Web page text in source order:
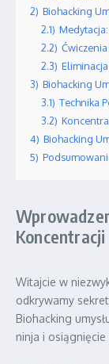
2) Biohacking
2.1) Medytacja:
2.2)
2.3)
3) Biohacking
3.1) Technika
3.2)
4) Biohacking
5)
Koncentracji
Witajcie w
odkrywamy
Biohacking
ninja i